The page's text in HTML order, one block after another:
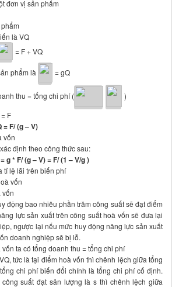
đơn vị sản phẩm
là VQ
= F + VQ
phẩm là = gQ
thu = tổng chi phí (
)
F
= F/ (g – V)
vốn
định theo công thức sau:
g * F/ (g – V) = F/ (1 – V/g )
tỉ lệ lãi trên biến phí
vốn
vốn
động bao nhiêu phần trăm công suất sẽ đạt điểm
lực sản xuất trên công suất hoà vốn sẽ đưa lại
ngược lại nếu mức huy động năng lực sản xuất
doanh nghiệp sẽ bị lỗ.
ta có tổng doanh thu = tổng chi phí
tức là tại điểm hoà vốn thì chênh lệch giữa tổng
chi phí biến đổi chính là tổng chi phí cố định.
suất đạt sản lượng là s thì chênh lệch giữa